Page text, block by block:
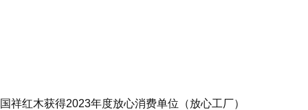
国祥红木获得2023年度放心消费单位（放心工厂）